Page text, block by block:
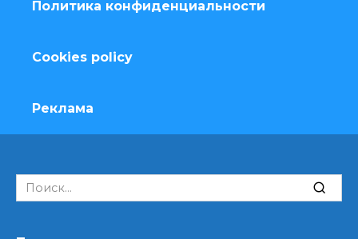
Политика конфиденциальности
Cookies policy
Реклама
Search
for: